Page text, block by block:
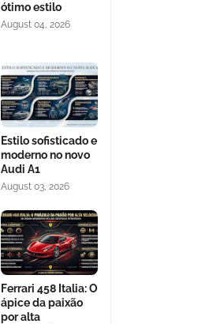
ótimo estilo
August 04, 2026
Estilo sofisticado e
moderno no novo
Audi A1
August 03, 2026
Ferrari 458 Italia: O
ápice da paixão
por alta